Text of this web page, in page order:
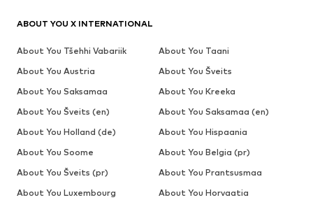
ABOUT YOU X INTERNATIONAL
About You Tšehhi Vabariik
About You Taani
About You Austria
About You Šveits
About You Saksamaa
About You Kreeka
About You Šveits (en)
About You Saksamaa (en)
About You Holland (de)
About You Hispaania
About You Soome
About You Belgia (pr)
About You Šveits (pr)
About You Prantsusmaa
About You Luxembourg
About You Horvaatia